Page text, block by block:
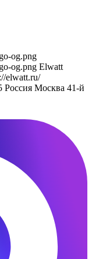
og.png
og.png Elwatt
elwatt.ru/
Россия Москва 41-й